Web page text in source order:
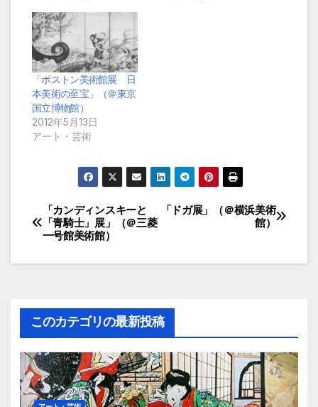
「ボストン美術館展 日
本美術の至宝」（＠東京
国立博物館）
2012年5月13日
アート・芸術
投
ビ
ゲ
ー
シ
「ドガ展」（＠横浜美術
館）
「カンディンスキーと
「青騎士」展」（＠三菱
一号館美術館）
このカテゴリの最新投稿